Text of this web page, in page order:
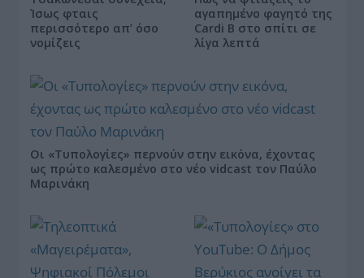
Ίσως φταις
περισσότερο απ’ όσο
νομίζεις
αγαπημένο φαγητό της
Cardi B στο σπίτι σε
λίγα λεπτά
Οι «Τυπολογίες» περνούν στην εικόνα, έχοντας
ως πρώτο καλεσμένο στο νέο vidcast τον Παύλο
Μαρινάκη